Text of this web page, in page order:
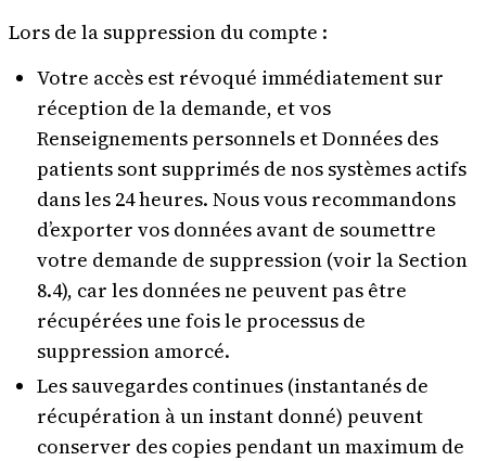
Lors de la suppression du compte :
Votre accès est révoqué immédiatement sur
réception de la demande, et vos
Renseignements personnels et Données des
patients sont supprimés de nos systèmes actifs
dans les 24 heures. Nous vous recommandons
d’exporter vos données avant de soumettre
votre demande de suppression (voir la Section
8.4), car les données ne peuvent pas être
récupérées une fois le processus de
suppression amorcé.
Les sauvegardes continues (instantanés de
récupération à un instant donné) peuvent
conserver des copies pendant un maximum de